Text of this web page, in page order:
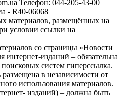
Телефон: 044-205-43-00
- R40-06068
материалов, размещённых на
условии ссылки на
со страницы «Новости
изданий – обязательна
систем гиперссылка.
в независимости от
использования материалов.
изданий) – должна быть